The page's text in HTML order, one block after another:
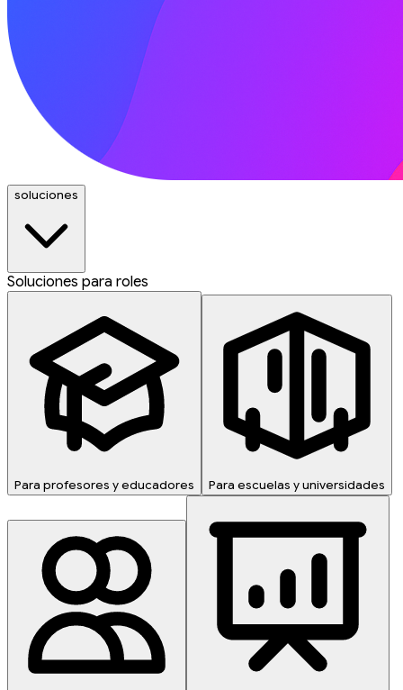
soluciones
Soluciones para roles
Para profesores y educadores Para escuelas y universidades